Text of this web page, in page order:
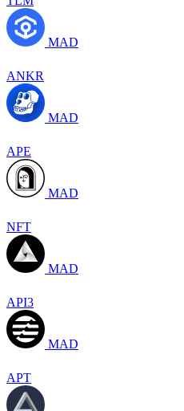
MAD
ANKR
MAD
APE
MAD
NFT
MAD
API3
MAD
APT